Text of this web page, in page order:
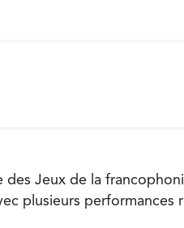
des Jeux de la
plusieurs performances